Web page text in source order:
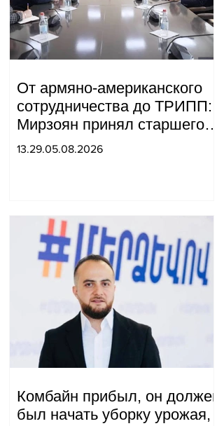
От армяно-американского
сотрудничества до ТРИПП:
Мирзоян принял старшего
советника специального
13.29.05.08.2026
Комбайн прибыл, он должен
был начать уборку урожая,